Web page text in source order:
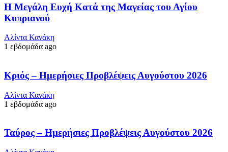
Η Μεγάλη Ευχή Κατά της Μαγείας του Αγίου
Κυπριανού
Αλίντα Κανάκη
1 εβδομάδα ago
Κριός – Ημερήσιες Προβλέψεις Αυγούστου 2026
Αλίντα Κανάκη
1 εβδομάδα ago
Ταύρος – Ημερήσιες Προβλέψεις Αυγούστου 2026